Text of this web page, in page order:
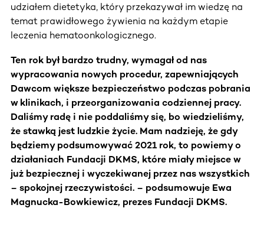
udziałem dietetyka, który przekazywał im wiedzę na
temat prawidłowego żywienia na każdym etapie
leczenia hematoonkologicznego.
Ten rok był bardzo trudny, wymagał od nas
wypracowania nowych procedur, zapewniających
Dawcom większe bezpieczeństwo podczas pobrania
w klinikach, i przeorganizowania codziennej pracy.
Daliśmy radę i nie poddaliśmy się, bo wiedzieliśmy,
że stawką jest ludzkie życie. Mam nadzieję, że gdy
będziemy podsumowywać 2021 rok, to powiemy o
działaniach Fundacji DKMS, które miały miejsce w
już bezpiecznej i wyczekiwanej przez nas wszystkich
– spokojnej rzeczywistości. – podsumowuje Ewa
Magnucka-Bowkiewicz, prezes Fundacji DKMS.